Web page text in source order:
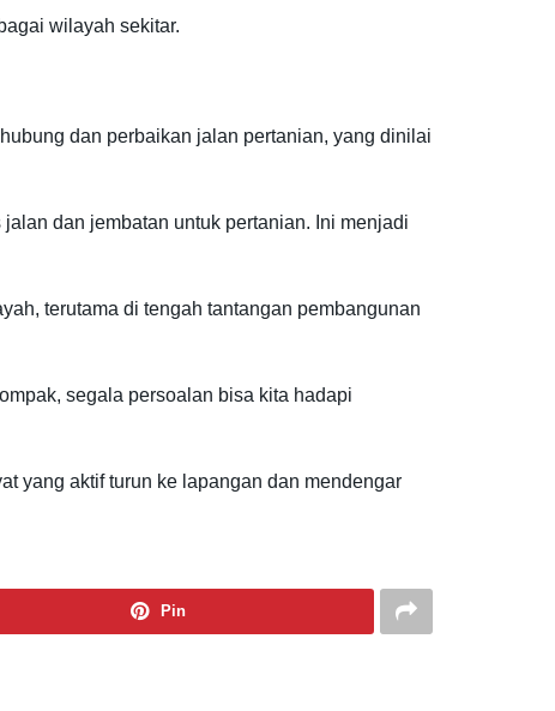
wilayah sekitar.
dan perbaikan jalan pertanian, yang dinilai
dan jembatan untuk pertanian. Ini menjadi
terutama di tengah tantangan pembangunan
segala persoalan bisa kita hadapi
yang aktif turun ke lapangan dan mendengar
Pin